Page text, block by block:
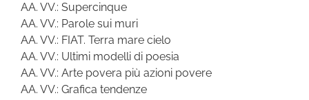
AA. VV.: Supercinque
AA. VV.: Parole sui muri
AA. VV.: FIAT. Terra mare cielo
AA. VV.: Ultimi modelli di poesia
AA. VV.: Arte povera più azioni povere
AA. VV.: Grafica tendenze